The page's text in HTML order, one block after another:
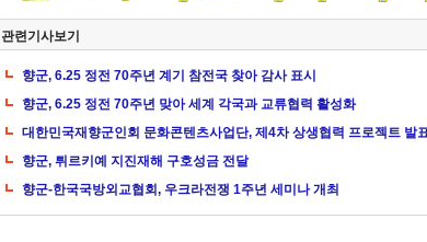
관련기사보기
향군, 6.25 정전 70주년 계기 참전국 찾아 감사 표시
향군, 6.25 정전 70주년 맞아 세계 각국과 교류협력 활성화
대한민국재향군인회 문화콘텐츠사업단, 제4차 상생협력 프로젝트 발
향군, 튀르키예 지진재해 구호성금 전달
향군-한국국방외교협회, 우크라전쟁 1주년 세미나 개최